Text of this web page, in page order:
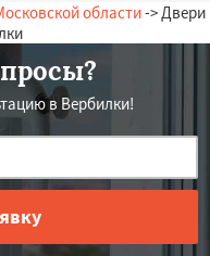
области-> Двери
в Вербилки!